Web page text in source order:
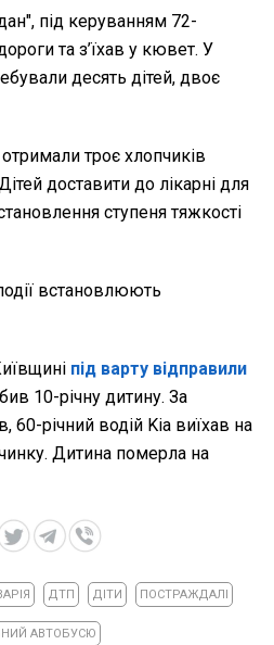
під керуванням 72-
та з’їхав у кювет. У
десять дітей, двоє
троє хлопчиків
доставити до лікарні для
ступеня тяжкості
встановлюють
під варту відправили
10-річну дитину. За
60-річний водій Kia виїхав на
Дитина померла на
ДТП ДІТИ ПОСТРАЖДАЛІ
АВТОБУСЮ